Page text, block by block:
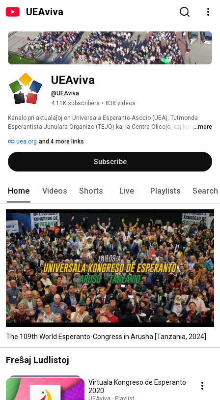
UEAviva
UEAviva
@UEAviva
4.11K subscribers • 838 videos
Kanalo pri aktualaĵoj en Universala Esperanto-Asocio (UEA), Tutmonda
Esperantista Junulara Organizo (TEJO) kaj la Centra Oficejo, kaj kun
Oficejo.
...more
uea.org and 4 more links
Subscribe
Home Videos Shorts Live Playlists Search
The 109th World Esperanto-Congress in Arusha [Tanzania, 2024]
Freŝaj Ludlistoj
Virtuala Kongreso de Esperanto
2020
UEAviva · Playlist